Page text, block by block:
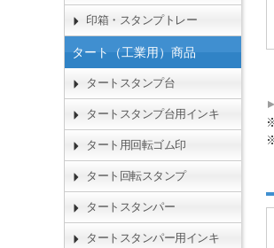
印箱・スタンプトレー
タート（工業用）商品
タートスタンプ台
タートスタンプ台用インキ
タート用回転ゴム印
タート回転スタンプ
タートスタンパー
タートスタンパー用インキ